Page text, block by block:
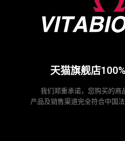
天猫旗舰店
我们郑重承诺，您购买的商
产品及销售渠道完全符合中国